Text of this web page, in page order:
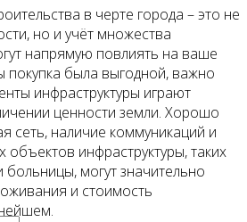
в черте города – это не
но и учёт множества
напрямую повлиять на ваше
покупка была выгодной, важно
инфраструктуры играют
ценности земли. Хорошо
сеть, наличие коммуникаций и
объектов инфраструктуры, таких
могут значительно
и стоимость